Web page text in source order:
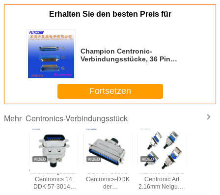
Erhalten Sie den besten Preis für
Champion Centronic-
Verbindungsstücke, 36 Pin
Fortsetzen
Mehr Centronics-Verbindungsstück
Verbindungsstück-
Centronics 14
DDK 57-30140
DDK 57-30500
Centronics-DDK
der
Mannes-/Female
Centronic Art
2.16mm Neigung